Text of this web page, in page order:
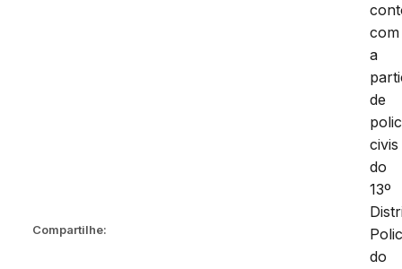
Compartilhe:
com
a
de
civis
do
13º
do